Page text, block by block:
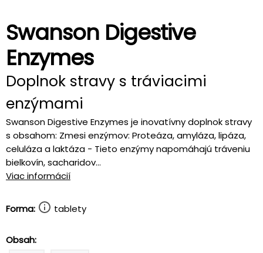
Swanson Digestive
Enzymes
Doplnok stravy s tráviacimi
enzýmami
Swanson Digestive Enzymes je inovatívny doplnok stravy
s obsahom: Zmesi enzýmov: Proteáza, amyláza, lipáza,
celuláza a laktáza - Tieto enzýmy napomáhajú tráveniu
bielkovín, sacharidov...
Viac informácií
Forma: tablety
Obsah: